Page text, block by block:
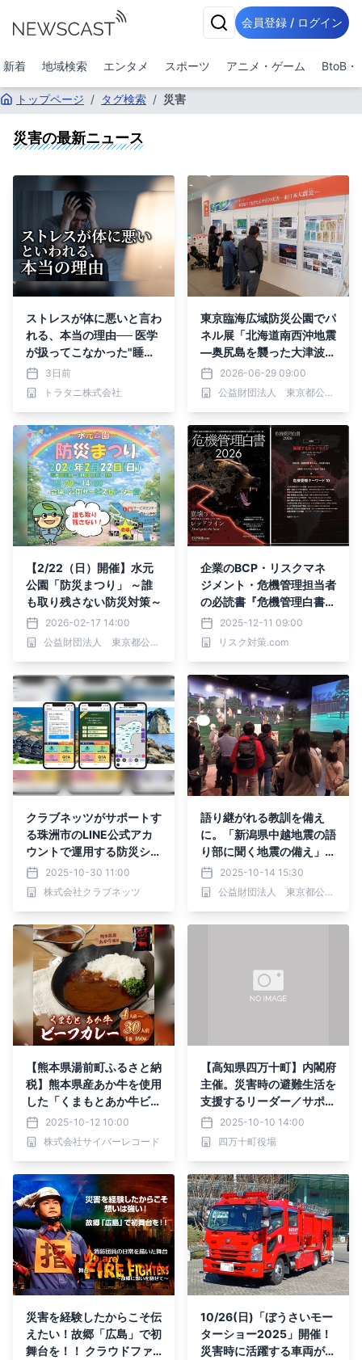
会員登録 / ログイン
新着 地域検索 エンタメ スポーツ アニメ・ゲーム BtoB・
トップページ / タグ検索 / 災害
災害の最新ニュース
ストレスが体に悪いと言わ
れる、本当の理由── 医学
が扱ってこなかった"睡眠
中の呼吸環境"を解明した
新知見。
3日前
トラタニ株式会社
東京臨海広域防災公園でパ
ネル展「北海道南西沖地震
―奥尻島を襲った大津波
―」6/30（火）から開催
2026-06-29 09:00
公益財団法人 東京都公園協会
【2/22（日）開催】水元
公園「防災まつり」 ～誰
も取り残さない防災対策～
2026-02-17 14:00
公益財団法人 東京都公園協会
企業のBCP・リスクマネ
ジメント・危機管理担当者
の必読書『危機管理白書2
026』いよいよ発刊
2025-12-11 09:00
リスク対策.com
クラブネッツがサポートす
る珠洲市のLINE公式アカ
ウントで運用する防災シス
テムがNHKの豪雨災害番
組で紹介
2025-10-30 11:00
株式会社クラブネッツ
語り継がれる教訓を備え
に。「新潟県中越地震の語
り部に聞く地震の備え」東
京臨海広域防災公園で10/
19(日)開催
2025-10-14 15:30
公益財団法人 東京都公園協会
【熊本県湯前町ふるさと納
税】熊本県産あか牛を使用
した「くまもとあか牛ビー
フカレー 4人前～ 選べる
内容量」が受付中！
2025-10-12 10:00
株式会社サイバーレコード
【高知県四万十町】内閣府
主催。災害時の避難生活を
支援するリーダー／サポー
ター研修を実施！
2025-10-10 14:00
四万十町役場
災害を経験したからこそ伝
えたい！故郷「広島」で初
舞台を！！ クラウドファ
10/26(日)「ぼうさいモー
ターショー2025」開催！
災害時に活躍する車両が大